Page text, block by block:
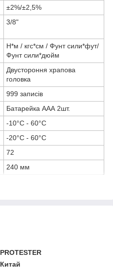
±2%/±2,5%
3/8"
Н*м / кгс*см / Фунт сили*фут/
Фунт сили*дюйм
Двустороння храпова
головка
999 записів
Батарейка ААА 2шт.
-10°С - 60°С
-20°С - 60°С
72
240 мм
PROTESTER
Китай